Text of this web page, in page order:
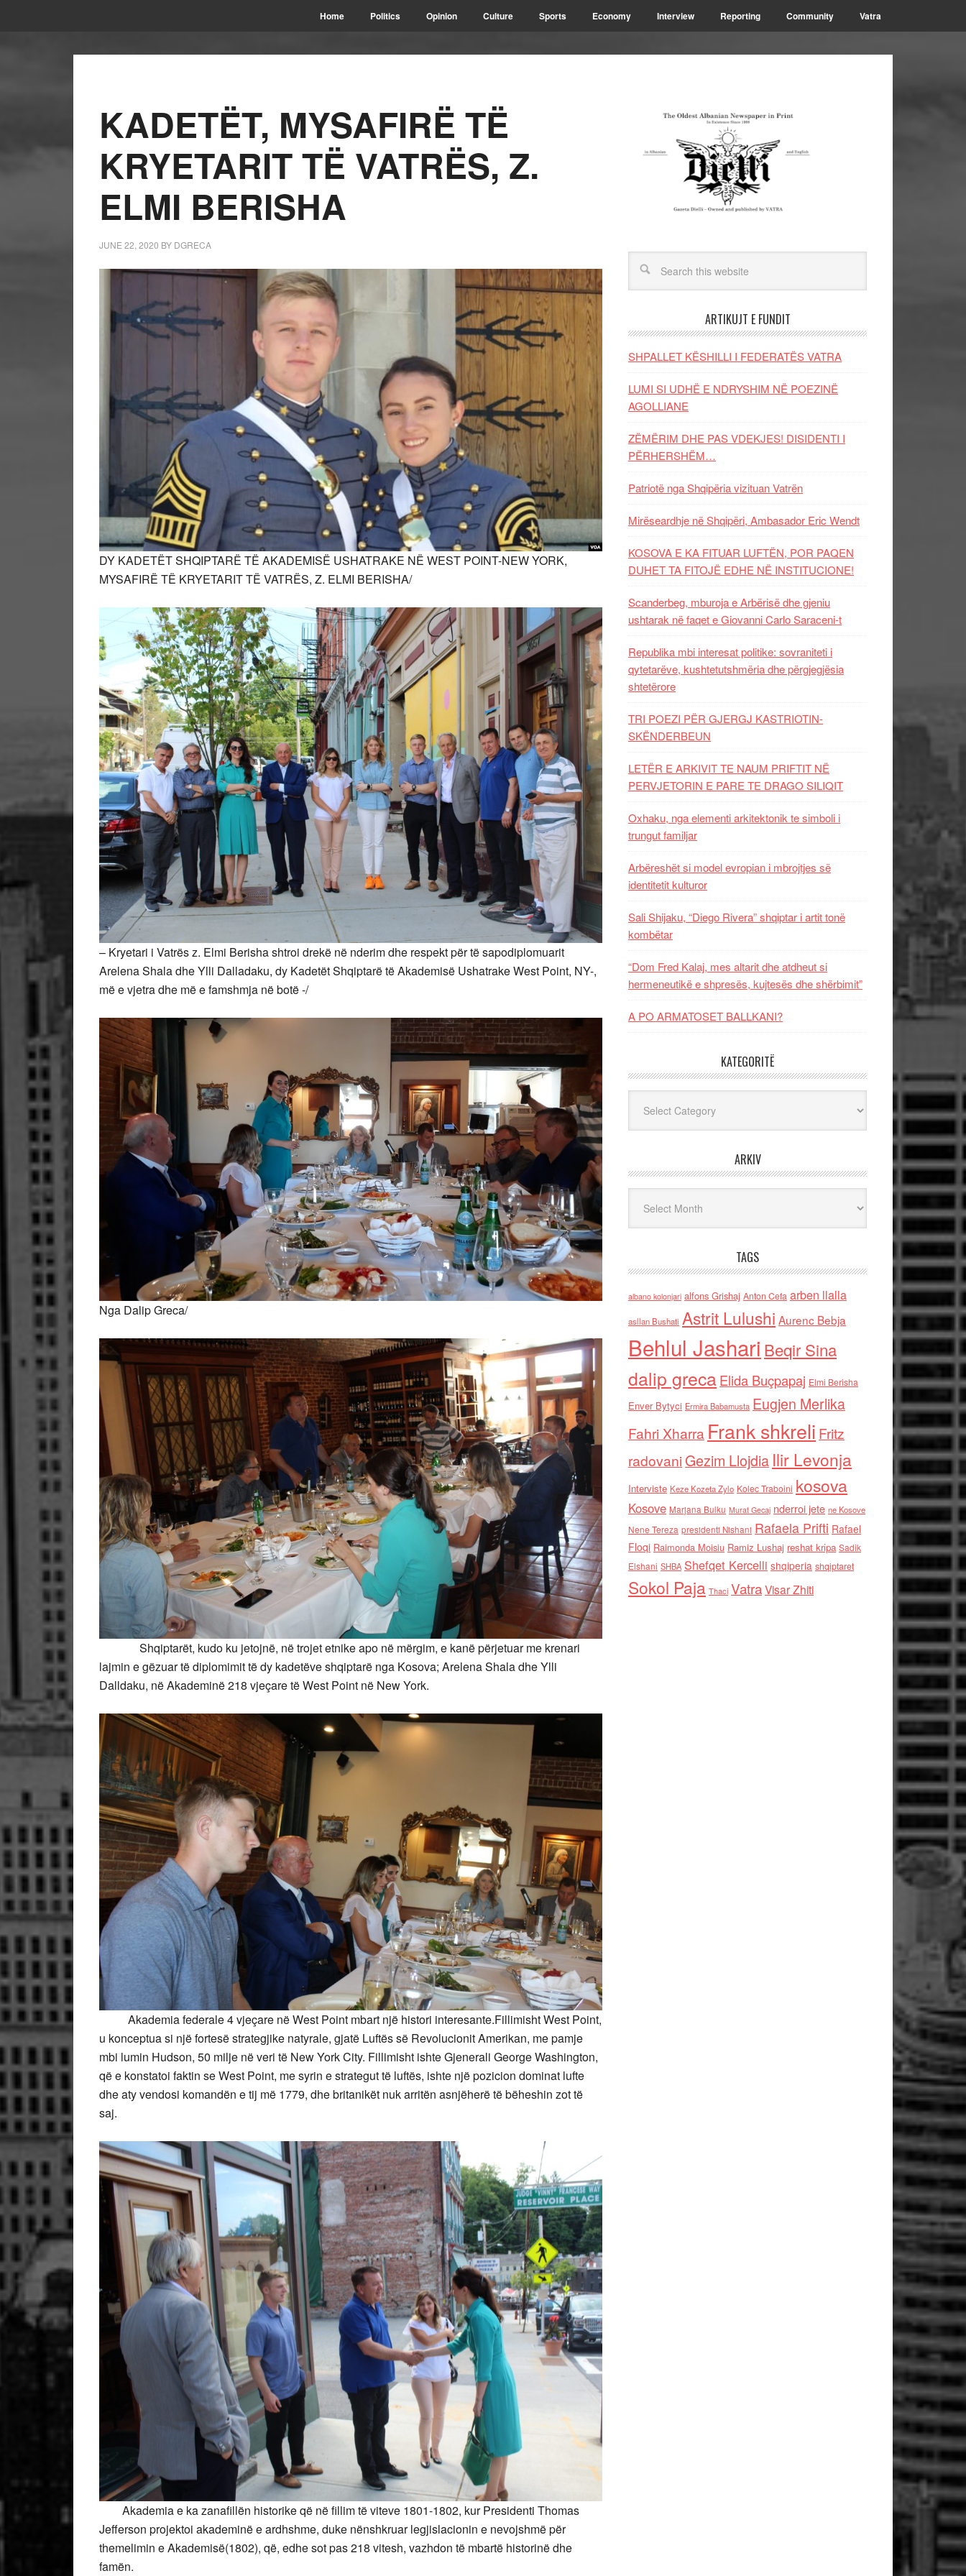
Home Politics Opinion Culture Sports Economy Interview Reporting Community Vatra
KADETËT, MYSAFIRË TË
KRYETARIT TË VATRËS, Z.
ELMI BERISHA
JUNE 22, 2020 BY DGRECA
DY KADETËT SHQIPTARË TË AKADEMISË USHATRAKE NË WEST POINT-NEW YORK,
MYSAFIRË TË KRYETARIT TË VATRËS, Z. ELMI BERISHA/
– Kryetari i Vatrës z. Elmi Berisha shtroi drekë në nderim dhe respekt për të sapodiplomuarit
Arelena Shala dhe Ylli Dalladaku, dy Kadetët Shqiptarë të Akademisë Ushatrake West Point, NY-,
më e vjetra dhe më e famshmja në botë -/
Nga Dalip Greca/
Shqiptarët, kudo ku jetojnë, në trojet etnike apo në mërgim, e kanë përjetuar me krenari
lajmin e gëzuar të diplomimit të dy kadetëve shqiptarë nga Kosova; Arelena Shala dhe Ylli
Dalldaku, në Akademinë 218 vjeçare të West Point në New York.
Akademia federale 4 vjeçare në West Point mbart një histori interesante.Fillimisht West Point,
u konceptua si një fortesë strategjike natyrale, gjatë Luftës së Revolucionit Amerikan, me pamje
mbi lumin Hudson, 50 milje në veri të New York City. Fillimisht ishte Gjenerali George Washington,
që e konstatoi faktin se West Point, me syrin e strategut të luftës, ishte një pozicion dominat lufte
dhe aty vendosi komandën e tij më 1779, dhe britanikët nuk arritën asnjëherë të bëheshin zot të
saj.
Akademia e ka zanafillën historike që në fillim të viteve 1801-1802, kur Presidenti Thomas
Jefferson projektoi akademinë e ardhshme, duke nënshkruar legjislacionin e nevojshmë për
themelimin e Akademisë(1802), që, edhe sot pas 218 vitesh, vazhdon të mbartë historinë dhe
famën.
ARTIKUJT E FUNDIT
SHPALLET KËSHILLI I FEDERATËS VATRA
LUMI SI UDHË E NDRYSHIM NË POEZINË
AGOLLIANE
ZËMËRIM DHE PAS VDEKJES! DISIDENTI I
PËRHERSHËM…
Patriotë nga Shqipëria vizituan Vatrën
Mirëseardhje në Shqipëri, Ambasador Eric Wendt
KOSOVA E KA FITUAR LUFTËN, POR PAQEN
DUHET TA FITOJË EDHE NË INSTITUCIONE!
Scanderbeg, mburoja e Arbërisë dhe gjeniu
ushtarak në faqet e Giovanni Carlo Saraceni-t
Republika mbi interesat politike: sovraniteti i
qytetarëve, kushtetutshmëria dhe përgjegjësia
shtetërore
TRI POEZI PËR GJERGJ KASTRIOTIN-
SKËNDERBEUN
LETËR E ARKIVIT TE NAUM PRIFTIT NË
PERVJETORIN E PARE TE DRAGO SILIQIT
Oxhaku, nga elementi arkitektonik te simboli i
trungut familjar
Arbëreshët si model evropian i mbrojtjes së
identitetit kulturor
Sali Shijaku, “Diego Rivera” shqiptar i artit tonë
kombëtar
“Dom Fred Kalaj, mes altarit dhe atdheut si
hermeneutikë e shpresës, kujtesës dhe shërbimit”
A PO ARMATOSET BALLKANI?
KATEGORITË
ARKIV
TAGS
albano kolonjari alfons Grishaj Anton Cefa arben llalla
asllan Bushati Astrit Lulushi Aurenc Bebja
Behlul Jashari Beqir Sina
dalip grecaElida Buçpapaj Elmi Berisha
Enver Bytyci Ermira Babamusta Eugjen Merlika
Fahri Xharra Frank shkreli Fritz
radovaniGezim Llojdia Ilir Levonja
Interviste Keze Kozeta Zylo Kolec Traboini kosova
Kosove Marjana Bulku Murat Gecaj nderroi jete ne Kosove
Nene Tereza presidenti Nishani Rafaela Prifti Rafael
Floqi Raimonda Moisiu Ramiz Lushaj reshat kripa Sadik
Elshani SHBA Shefqet Kercelli shqiperia shqiptaret
Sokol Paja Thaci VatraVisar Zhiti